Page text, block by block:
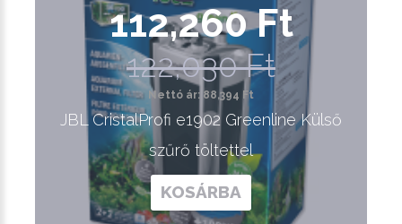
112,260 Ft
122,030 Ft
Nettó ár: 88,394 Ft
JBL CristalProfi e1902 Greenline Külső
szűrő töltettel
KOSÁRBA